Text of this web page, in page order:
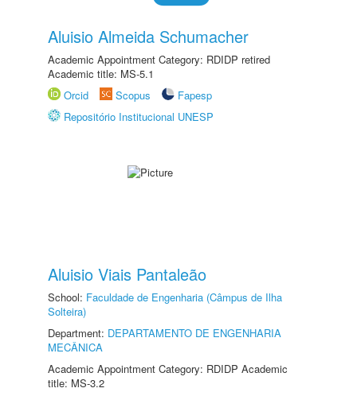
Aluisio Almeida Schumacher
Academic Appointment Category: RDIDP retired
Academic title: MS-5.1
Orcid
Scopus
Fapesp
Repositório Institucional UNESP
Aluisio Viais Pantaleão
School: Faculdade de Engenharia (Câmpus de Ilha
Solteira)
Department: DEPARTAMENTO DE ENGENHARIA
MECÂNICA
Academic Appointment Category: RDIDP Academic
title: MS-3.2